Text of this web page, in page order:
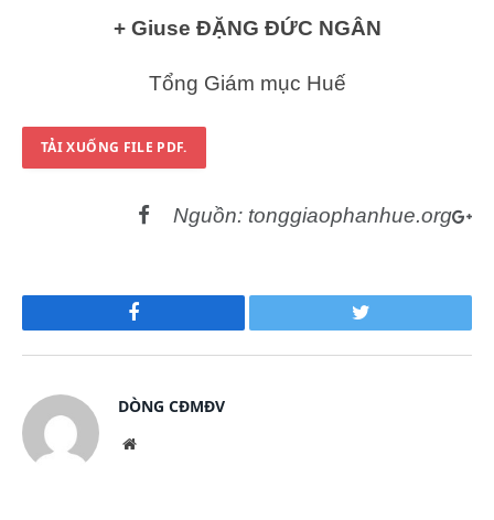
+ Giuse ĐẶNG ĐỨC NGÂN
Tổng Giám mục Huế
TẢI XUỐNG FILE PDF.
Nguồn: tonggiaophanhue.org
Facebook Twitter
DÒNG CĐMĐV
Website